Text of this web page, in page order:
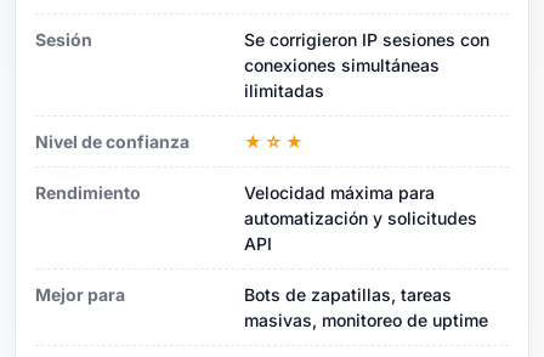
Sesión
Se corrigieron IP sesiones con
conexiones simultáneas
ilimitadas
Nivel de confianza ★☆★
Rendimiento
Velocidad máxima para
automatización y solicitudes
API
Mejor para
Bots de zapatillas, tareas
masivas, monitoreo de uptime